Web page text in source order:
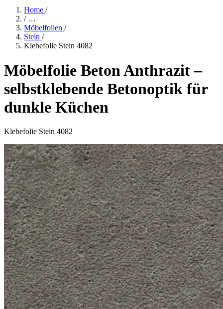
Home /
/ …
Möbelfolien /
Stein /
Klebefolie Stein 4082
Möbelfolie Beton Anthrazit –
selbstklebende Betonoptik für
dunkle Küchen
Klebefolie Stein 4082